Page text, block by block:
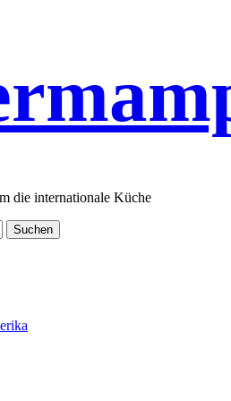
die internationale Küche